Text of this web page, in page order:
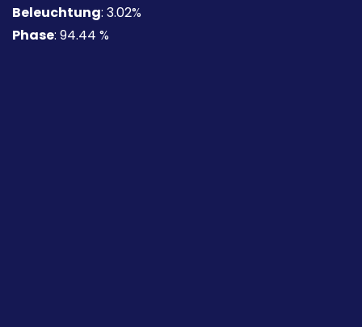
Beleuchtung: 3.02%
Phase: 94.44 %